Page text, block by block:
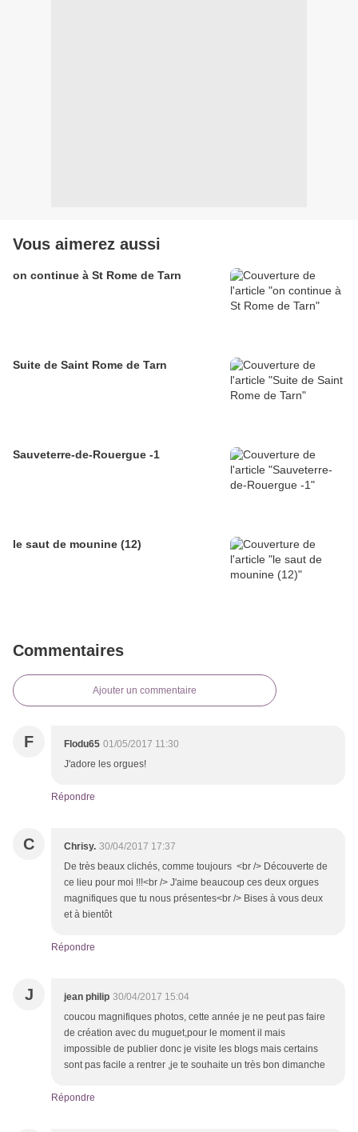
Vous aimerez aussi
on continue à St Rome de Tarn
Suite de Saint Rome de Tarn
Sauveterre-de-Rouergue -1
le saut de mounine (12)
Commentaires
Ajouter un commentaire
F Flodu65 01/05/2017 11:30
J'adore les orgues!
Répondre
C Chrisy. 30/04/2017 17:37
De très beaux clichés, comme toujours <br /> Découverte de
ce lieu pour moi !!!<br /> J'aime beaucoup ces deux orgues
magnifiques que tu nous présentes<br /> Bises à vous deux
et à bientôt
Répondre
J jean philip 30/04/2017 15:04
coucou magnifiques photos, cette année je ne peut pas faire
de création avec du muguet,pour le moment il mais
impossible de publier donc je visite les blogs mais certains
sont pas facile a rentrer ,je te souhaite un très bon dimanche
Répondre